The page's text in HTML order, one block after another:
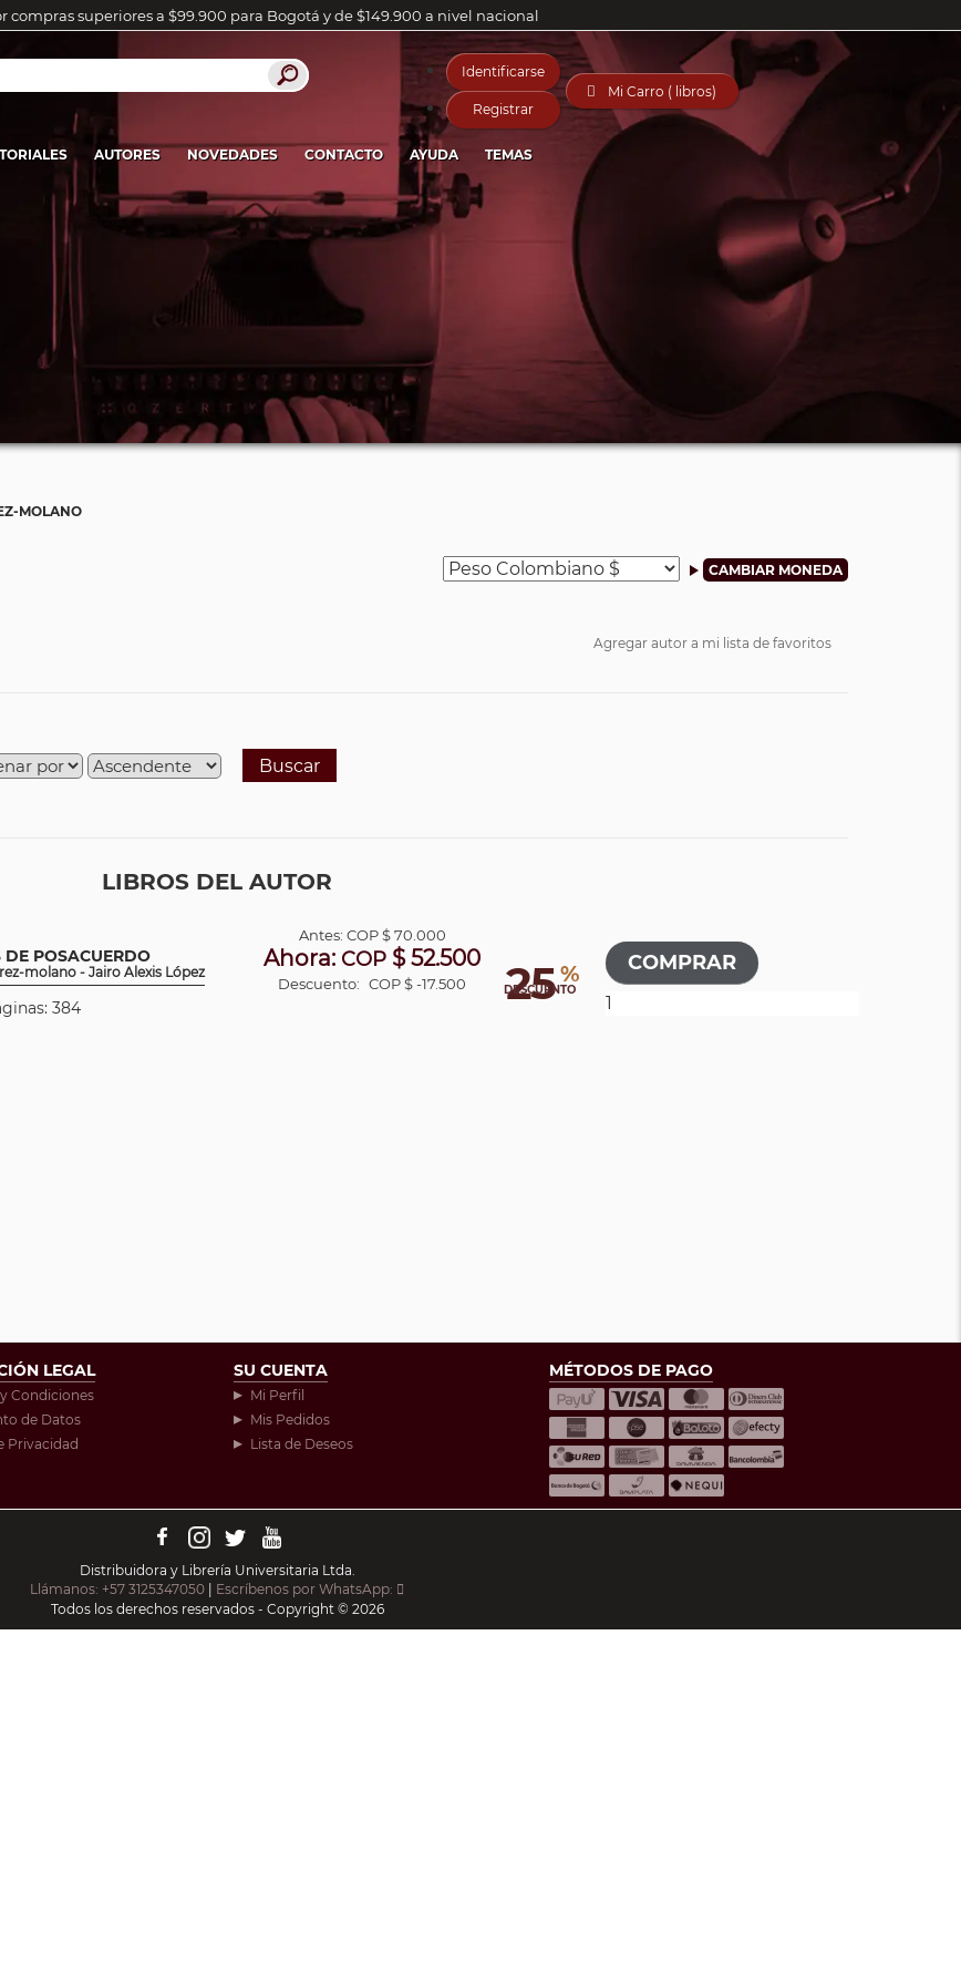
compras superiores a $99.900 para Bogotá y de $149.900 a nivel nacional
Identificarse
Registrar
 Mi Carro ( libros)
AUTORES NOVEDADES CONTACTO AYUDA TEMAS
MOLANO
Agregar autor a mi lista de favoritos
Buscar
LIBROS DEL AUTOR
DE POSACUERDO
molano - Jairo Alexis López
384 25 %
DESCUENTO
Antes: COP$ 70.000
Ahora: COP $ 52.500
Descuento: COP $ -17.500
LEGAL
Condiciones
de Datos
Privacidad
SU CUENTA
Mi Perfil
Mis Pedidos
Lista de Deseos
MÉTODOS DE PAGO
Distribuidora y Librería Universitaria Ltda.
Llámanos: +57 3125347050
Escríbenos por WhatsApp:
Todos los derechos reservados - Copyright © 2026